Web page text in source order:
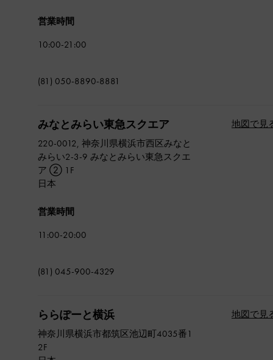
営業時間
10:00-21:00
(81) 050-8890-8881
みなとみらい東急スクエア
地図で見
220-0012, 神奈川県横浜市西区みなと
みらい2-3-9 みなとみらい東急スクエ
ア ② 1F
日本
営業時間
11:00-20:00
(81) 045-900-4329
ららぽーと横浜
地図で見
神奈川県横浜市都筑区池辺町4035番1
2F